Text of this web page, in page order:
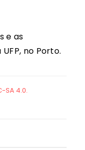
e as
no Porto.